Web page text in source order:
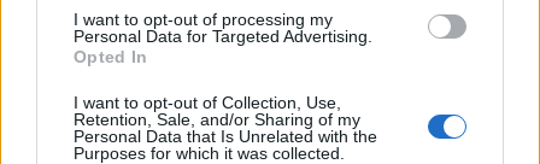
I want to opt-out of processing my
Personal Data for Targeted Advertising.
Opted In
I want to opt-out of Collection, Use,
Retention, Sale, and/or Sharing of my
Personal Data that Is Unrelated with the
Purposes for which it was collected.
euros.
¿Por qué importa?
año.
¿Nos afecta o es solo un meme?Si cumples 18 este año o